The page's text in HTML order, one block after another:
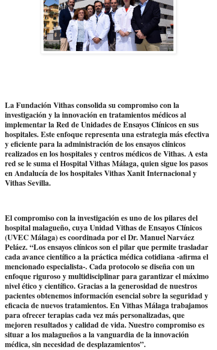
La Fundación Vithas consolida su compromiso con la
investigación y la innovación en tratamientos médicos al
implementar la Red de Unidades de Ensayos Clínicos en sus
hospitales. Este enfoque representa una estrategia más efectiva
y eficiente para la administración de los ensayos clínicos
realizados en los hospitales y centros médicos de Vithas. A esta
red se le suma el Hospital Vithas Málaga, quien sigue los pasos
en Andalucía de los hospitales Vithas Xanit Internacional y
Vithas Sevilla.
El compromiso con la investigación es uno de los pilares del
hospital malagueño, cuya Unidad Vithas de Ensayos Clínicos
(UVEC Málaga) es coordinada por el Dr. Manuel Narváez
Peláez. “Los ensayos clínicos son el pilar que permite trasladar
cada avance científico a la práctica médica cotidiana -afirma el
mencionado especialista-. Cada protocolo se diseña con un
enfoque riguroso y multidisciplinar para garantizar el máximo
nivel ético y científico. Gracias a la generosidad de nuestros
pacientes obtenemos información esencial sobre la seguridad y
eficacia de nuevos tratamientos. En Vithas Málaga trabajamos
para ofrecer terapias cada vez más personalizadas, que
mejoren resultados y calidad de vida. Nuestro compromiso es
situar a los malagueños a la vanguardia de la innovación
médica, sin necesidad de desplazamientos”.